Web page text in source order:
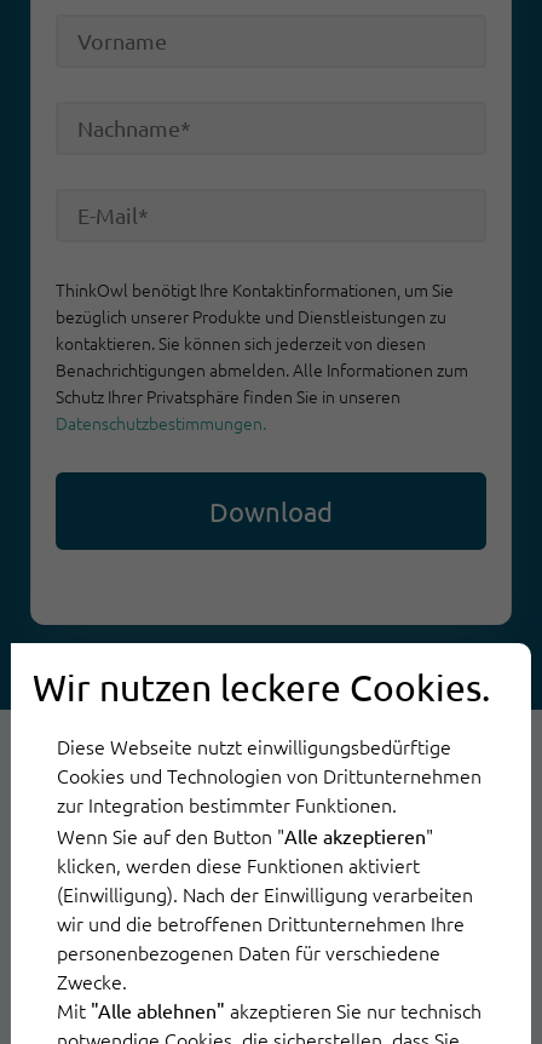
Wir nutzen leckere Cookies.
Diese Webseite nutzt einwilligungsbedürftige
Cookies und Technologien von Drittunternehmen
zur Integration bestimmter Funktionen.
Wenn Sie auf den Button "Alle akzeptieren"
klicken, werden diese Funktionen aktiviert
(Einwilligung). Nach der Einwilligung verarbeiten
wir und die betroffenen Drittunternehmen Ihre
personenbezogenen Daten für verschiedene
Zwecke.
Mit "Alle ablehnen" akzeptieren Sie nur technisch
notwendige Cookies, die sicherstellen, dass Sie
ThinkOwl benötigt Ihre Kontaktinformationen, um Sie
bezüglich unserer Produkte und Dienstleistungen zu
kontaktieren. Sie können sich jederzeit von diesen
Benachrichtigungen abmelden. Alle Informationen zum
Schutz Ihrer Privatsphäre finden Sie in unseren
Datenschutzbestimmungen.
Ihre
Experten
im
Webinar
Daniela
Marius